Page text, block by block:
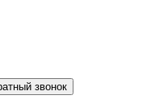
звонок